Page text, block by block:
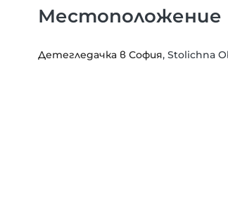
Местоположение
Детегледачка в София, Stolichna